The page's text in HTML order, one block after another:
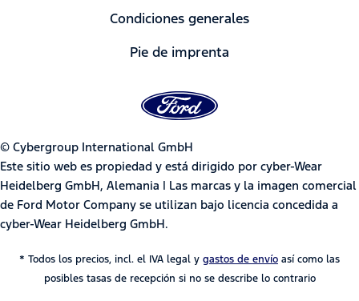
Condiciones generales
Pie de imprenta
© Cybergroup International GmbH
Este sitio web es propiedad y está dirigido por cyber-Wear
Heidelberg GmbH, Alemania | Las marcas y la imagen comercial
de Ford Motor Company se utilizan bajo licencia concedida a
cyber-Wear Heidelberg GmbH.
* Todos los precios, incl. el IVA legal y gastos de envío así como las
posibles tasas de recepción si no se describe lo contrario